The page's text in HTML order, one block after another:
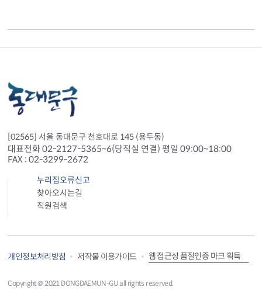
[02565] 서울 동대문구 천호대로 145 (용두동)
대표전화 02-2127-5365~6(당직실 연결) 평일 09:00~18:00
FAX : 02-3299-2672
누리집오류신고
찾아오시는길
직원검색
개인정보처리방침 저작물 이용가이드 웹 접근성 품질인증 마크 획득
Copyright＠ 2021 DONGDAEMUN-GU all rights reserved.